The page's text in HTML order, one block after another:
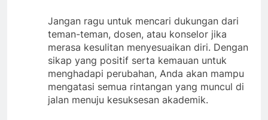
Jangan ragu untuk mencari dukungan dari
teman-teman, dosen, atau konselor jika
merasa kesulitan menyesuaikan diri. Dengan
sikap yang positif serta kemauan untuk
menghadapi perubahan, Anda akan mampu
mengatasi semua rintangan yang muncul di
jalan menuju kesuksesan akademik.